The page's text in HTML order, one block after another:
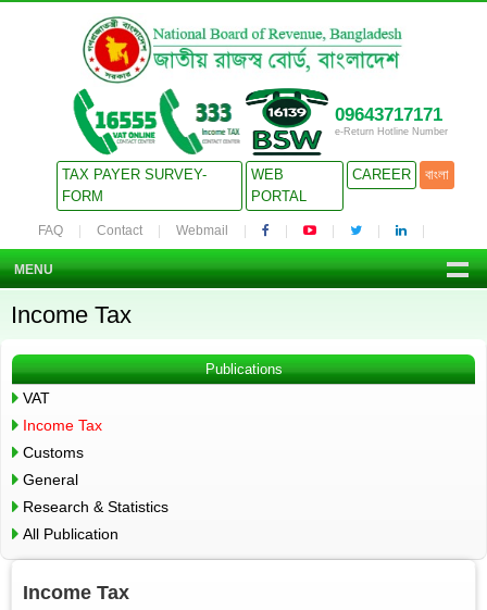
09643717171
e-Return Hotline Number
TAX PAYER SURVEY-
FORM
WEB
PORTAL
CAREER বাংলা
FAQ Contact Webmail
MENU
Income Tax
Publications
VAT
Income Tax
Customs
General
Research & Statistics
All Publication
Income Tax